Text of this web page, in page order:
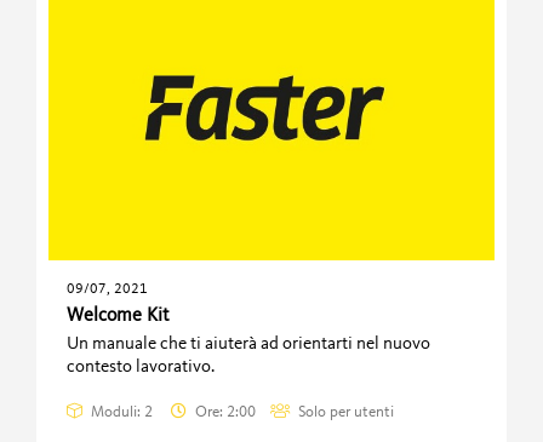
09/07, 2021
Welcome Kit
Un manuale che ti aiuterà ad orientarti nel nuovo
contesto lavorativo.
Moduli: 2 Ore: 2:00 Solo per utenti